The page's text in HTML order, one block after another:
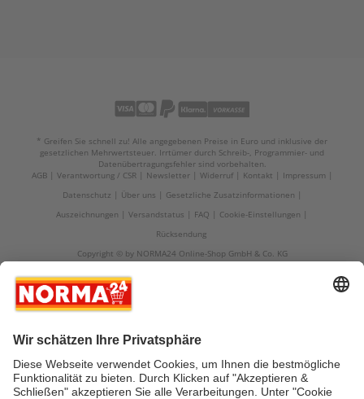
* Greifen Sie schnell zu! Alle angegebenen Preise in Euro und inklusive der
gesetzlichen Mehrwertsteuer. Irrtümer durch Schreib-, Programmier- und
Datenübertragungsfehler sind vorbehalten.
AGB
Verantwortung / CSR Newsletter Widerruf Kontakt
Impressum
Datenschutz
Über uns
Gesetzliche Zusatzinformationen
Auszeichnungen
Versandstatus FAQ
Cookie-Einstellungen
Rücksendung
Copyright © by NORMA24 Online-Shop GmbH & Co. KG